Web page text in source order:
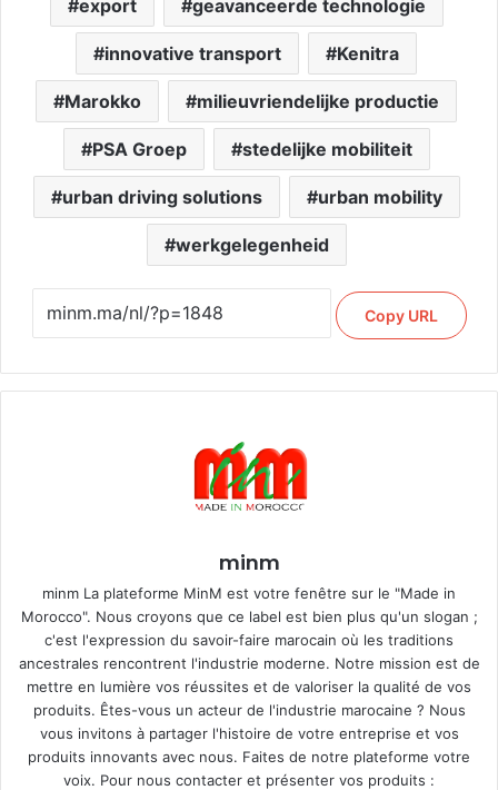
export geavanceerde technologie
innovative transport Kenitra
Marokko milieuvriendelijke productie
PSA Groep stedelijke mobiliteit
urban driving solutions urban mobility
werkgelegenheid
Copy URL
minm
minm La plateforme MinM est votre fenêtre sur le "Made in
Morocco". Nous croyons que ce label est bien plus qu'un slogan ;
c'est l'expression du savoir-faire marocain où les traditions
ancestrales rencontrent l'industrie moderne. Notre mission est de
mettre en lumière vos réussites et de valoriser la qualité de vos
produits. Êtes-vous un acteur de l'industrie marocaine ? Nous
vous invitons à partager l'histoire de votre entreprise et vos
produits innovants avec nous. Faites de notre plateforme votre
voix. Pour nous contacter et présenter vos produits :